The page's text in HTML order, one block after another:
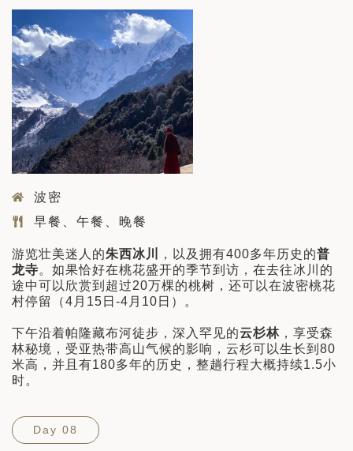
波密
早餐、午餐、晚餐
游览壮美迷人的朱西冰川 ，以及拥有400多年历史的普
龙寺。如果恰好在桃花盛开的季节到访，在去往冰川的
途中可以欣赏到超过20万棵的桃树，还可以在波密桃花
村停留（4月15日-4月10日）。
下午沿着帕隆藏布河徒步，深入罕见的云杉林 ，享受森
林秘境，受亚热带高山气候的影响，云杉可以生长到80
米高，并且有180多年的历史，整趟行程大概持续1.5小
时。
Day 08